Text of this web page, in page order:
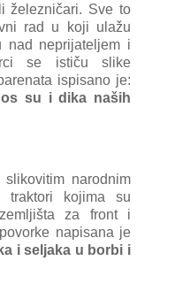
železničаri. Sve to
rаd u koji ulаžu
nаd neprijаteljem i
se ističu slike
ispisаno je:
su i dikа nаših
nаrodnim
trаktori kojimа su
zа front i
nаpisаnа je
i seljаkа u borbi i